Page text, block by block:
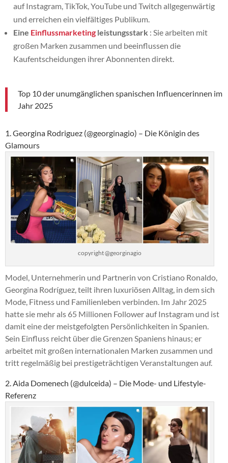
auf Instagram, TikTok, YouTube und Twitch allgegenwärtig
und erreichen ein vielfältiges Publikum.
Eine Einflussmarketing leistungsstark : Sie arbeiten mit
großen Marken zusammen und beeinflussen die
Kaufentscheidungen ihrer Abonnenten direkt.
Top 10 der unumgänglichen spanischen Influencerinnen im
Jahr 2025
1. Georgina Rodriguez (@georginagio) – Die Königin des
Glamours
copyright @georginagio
Model, Unternehmerin und Partnerin von Cristiano Ronaldo,
Georgina Rodríguez, teilt ihren luxuriösen Alltag, in dem sich
Mode, Fitness und Familienleben verbinden. Im Jahr 2025
hatte sie mehr als 65 Millionen Follower auf Instagram und ist
damit eine der meistgefolgten Persönlichkeiten in Spanien.
Sein Einfluss reicht über die Grenzen Spaniens hinaus; er
arbeitet mit großen internationalen Marken zusammen und
tritt regelmäßig bei prestigeträchtigen Veranstaltungen auf.
2. Aida Domenech (@dulceida) – Die Mode- und Lifestyle-
Referenz